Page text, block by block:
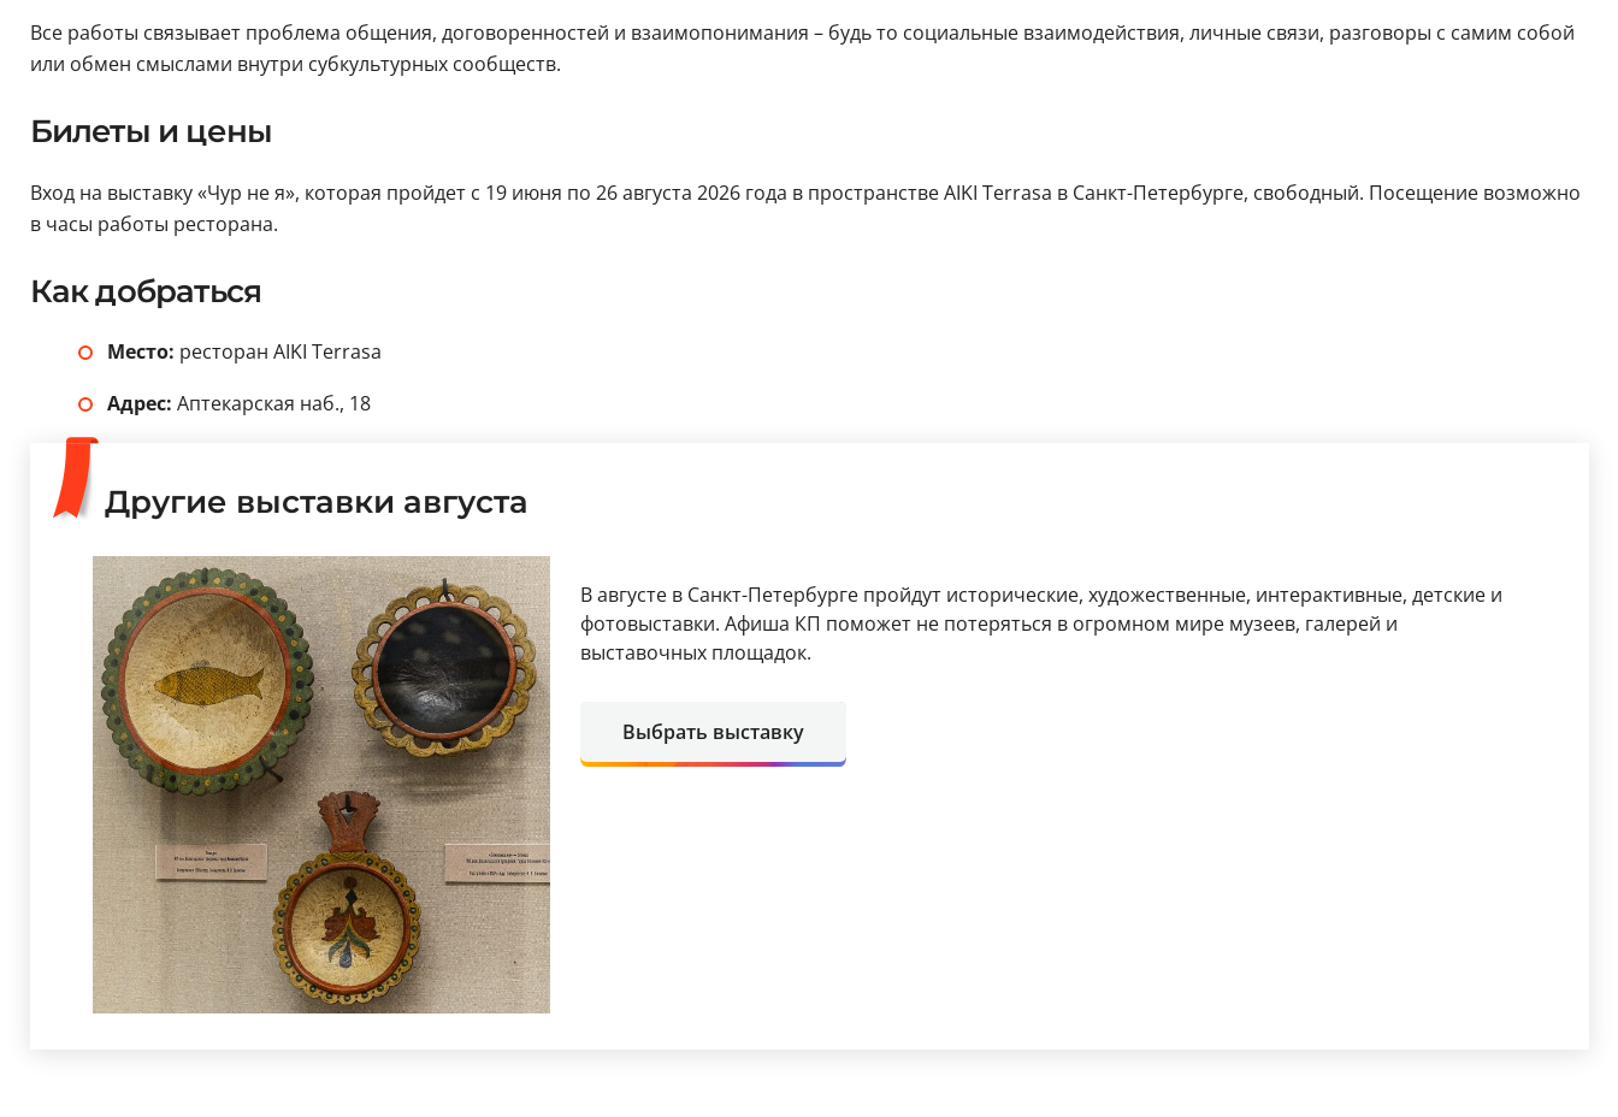
Все работы связывает проблема общения, договоренностей и взаимопонимания – будь то социальные взаимодействия, личные связи, разговоры с самим собой
или обмен смыслами внутри субкультурных сообществ.
Билеты и цены
Вход на выставку «Чур не я», которая пройдет с 19 июня по 26 августа 2026 года в пространстве AIKI Terrasa в Санкт-Петербурге, свободный. Посещение возможно
в часы работы ресторана.
Как добраться
Место: ресторан AIKI Terrasa
Адрес: Аптекарская наб., 18
Другие выставки августа
В августе в Санкт-Петербурге пройдут исторические, художественные, интерактивные, детские и
фотовыставки. Афиша КП поможет не потеряться в огромном мире музеев, галерей и
выставочных площадок.
Выбрать выставку